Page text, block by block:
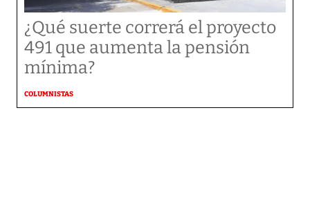
¿Qué suerte correrá el proyecto
491 que aumenta la pensión
mínima?
COLUMNISTAS